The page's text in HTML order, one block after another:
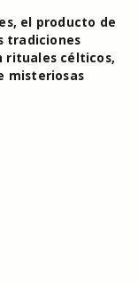
el producto de
tradiciones
rituales célticos,
misteriosas